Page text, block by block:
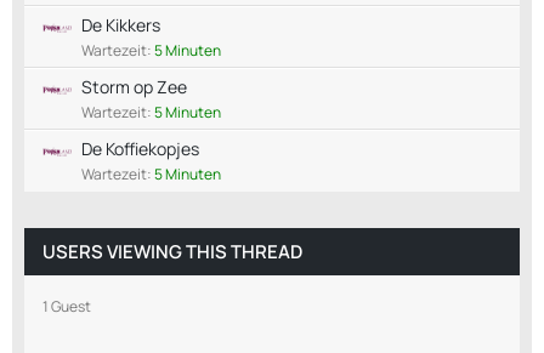
De Kikkers
Wartezeit:5 Minuten
Storm op Zee
Wartezeit:5 Minuten
De Koffiekopjes
Wartezeit:5 Minuten
USERS VIEWING THIS THREAD
1 Guest